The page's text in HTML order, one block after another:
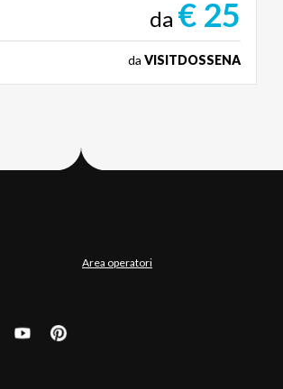
da € 25
da VISITDOSSENA
Area operatori